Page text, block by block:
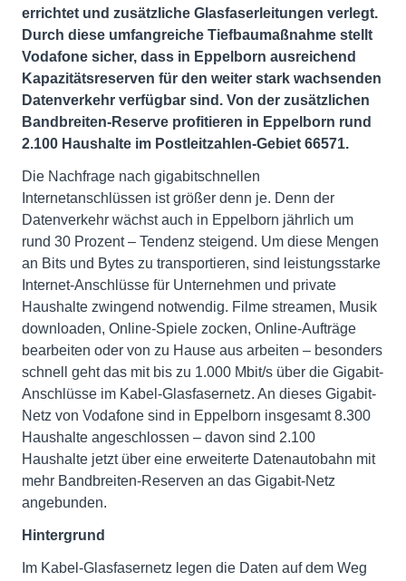
errichtet und zusätzliche Glasfaserleitungen verlegt.
Durch diese umfangreiche Tiefbaumaßnahme stellt
Vodafone sicher, dass in Eppelborn ausreichend
Kapazitätsreserven für den weiter stark wachsenden
Datenverkehr verfügbar sind. Von der zusätzlichen
Bandbreiten-Reserve profitieren in Eppelborn rund
2.100 Haushalte im Postleitzahlen-Gebiet 66571.
Die Nachfrage nach gigabitschnellen
Internetanschlüssen ist größer denn je. Denn der
Datenverkehr wächst auch in Eppelborn jährlich um
rund 30 Prozent – Tendenz steigend. Um diese Mengen
an Bits und Bytes zu transportieren, sind leistungsstarke
Internet-Anschlüsse für Unternehmen und private
Haushalte zwingend notwendig. Filme streamen, Musik
downloaden, Online-Spiele zocken, Online-Aufträge
bearbeiten oder von zu Hause aus arbeiten – besonders
schnell geht das mit bis zu 1.000 Mbit/s über die Gigabit-
Anschlüsse im Kabel-Glasfasernetz. An dieses Gigabit-
Netz von Vodafone sind in Eppelborn insgesamt 8.300
Haushalte angeschlossen – davon sind 2.100
Haushalte jetzt über eine erweiterte Datenautobahn mit
mehr Bandbreiten-Reserven an das Gigabit-Netz
angebunden.
Hintergrund
Im Kabel-Glasfasernetz legen die Daten auf dem Weg